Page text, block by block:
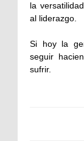
la
al liderazgo.
Si hoy la
seguir
sufrir.